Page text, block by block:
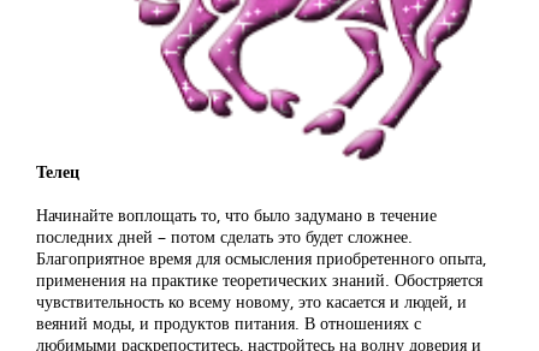
Телец
Начинайте воплощать то, что было задумано в течение
последних дней – потом сделать это будет сложнее.
Благоприятное время для осмысления приобретенного опыта,
применения на практике теоретических знаний. Обостряется
чувствительность ко всему новому, это касается и людей, и
веяний моды, и продуктов питания. В отношениях с
любимыми раскрепоститесь, настройтесь на волну доверия и